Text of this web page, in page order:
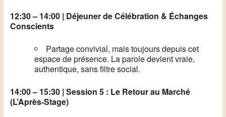
12:30 – 14:00 | Déjeuner de Célébration & Échanges
Conscients
Partage convivial, mais toujours depuis cet
espace de présence. La parole devient vraie,
authentique, sans filtre social.
14:00 – 15:30 | Session 5 : Le Retour au Marché
(L’Après-Stage)